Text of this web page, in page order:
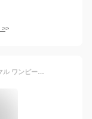
>
楽天1位【全品送料無料】 ブラック フォーマル ワンピース 喪服 礼服 きれいめ 黒 クルーネック フレア Aライン ドレス ひざ丈 長袖 30代 40代 50代 レディース 無地 膝丈 ゆったり ロング 大きいサイズ ブラックフォーマル 上品 秋 冬 春 冠婚葬祭 結婚式 演奏会 葬式